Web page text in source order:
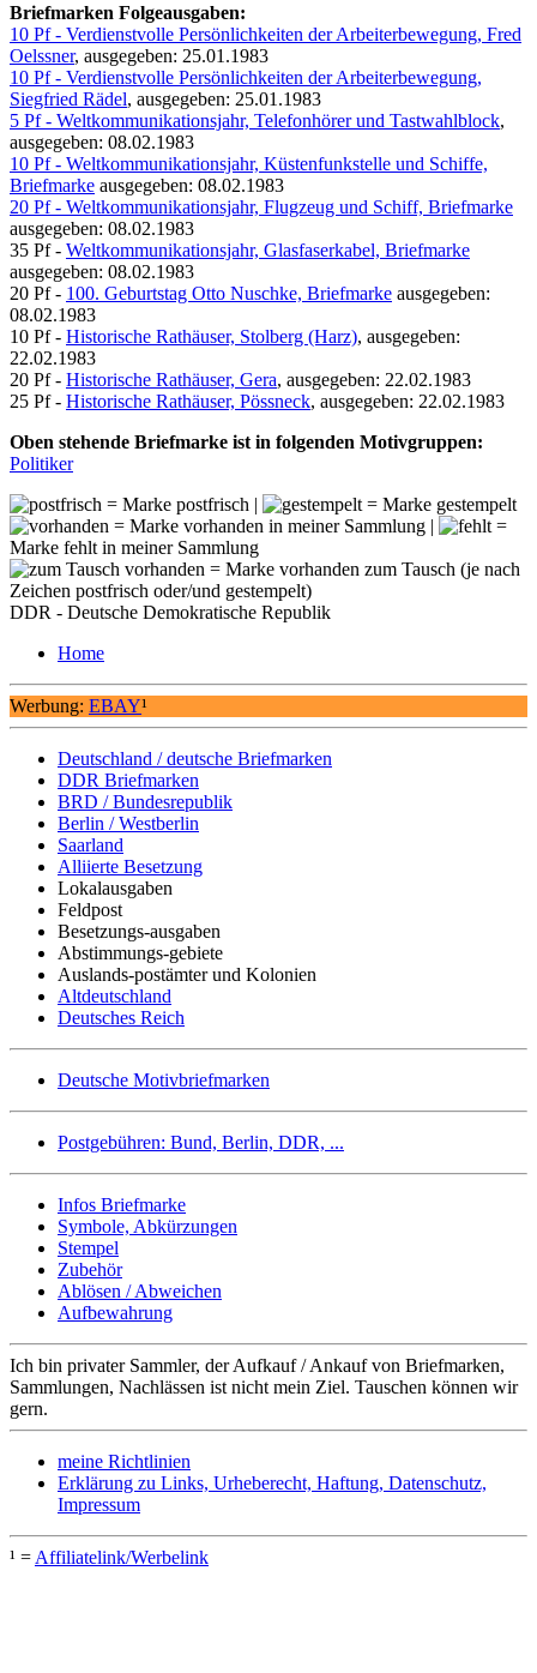
Briefmarken Folgeausgaben:
10 Pf - Verdienstvolle Persönlichkeiten der Arbeiterbewegung, Fred
Oelssner, ausgegeben: 25.01.1983
10 Pf - Verdienstvolle Persönlichkeiten der Arbeiterbewegung,
Siegfried Rädel, ausgegeben: 25.01.1983
5 Pf - Weltkommunikationsjahr, Telefonhörer und Tastwahlblock,
ausgegeben: 08.02.1983
10 Pf - Weltkommunikationsjahr, Küstenfunkstelle und Schiffe,
Briefmarke ausgegeben: 08.02.1983
20 Pf - Weltkommunikationsjahr, Flugzeug und Schiff, Briefmarke
ausgegeben: 08.02.1983
35 Pf - Weltkommunikationsjahr, Glasfaserkabel, Briefmarke
ausgegeben: 08.02.1983
20 Pf - 100. Geburtstag Otto Nuschke, Briefmarke ausgegeben:
08.02.1983
10 Pf - Historische Rathäuser, Stolberg (Harz), ausgegeben:
22.02.1983
20 Pf - Historische Rathäuser, Gera, ausgegeben: 22.02.1983
25 Pf - Historische Rathäuser, Pössneck, ausgegeben: 22.02.1983
Oben stehende Briefmarke ist in folgenden Motivgruppen:
Politiker
= Marke postfrisch |
= Marke gestempelt
= Marke vorhanden in meiner Sammlung |
=
Marke fehlt in meiner Sammlung
= Marke vorhanden zum Tausch (je nach
Zeichen postfrisch oder/und gestempelt)
DDR - Deutsche Demokratische Republik
Home
Werbung: EBAY¹
Deutschland / deutsche Briefmarken
DDR Briefmarken
BRD / Bundesrepublik
Berlin / Westberlin
Saarland
Alliierte Besetzung
Lokalausgaben
Feldpost
Besetzungs-ausgaben
Abstimmungs-gebiete
Auslands-postämter und Kolonien
Altdeutschland
Deutsches Reich
Deutsche Motivbriefmarken
Postgebühren: Bund, Berlin, DDR, ...
Infos Briefmarke
Symbole, Abkürzungen
Stempel
Zubehör
Ablösen / Abweichen
Aufbewahrung
Ich bin privater Sammler, der Aufkauf / Ankauf von Briefmarken,
Sammlungen, Nachlässen ist nicht mein Ziel. Tauschen können wir
gern.
meine Richtlinien
Erklärung zu Links, Urheberecht, Haftung, Datenschutz,
Impressum
¹ = Affiliatelink/Werbelink